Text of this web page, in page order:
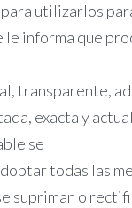
utilizarlos
le informa que
transparente,
exacta y
se
todas las
supriman o